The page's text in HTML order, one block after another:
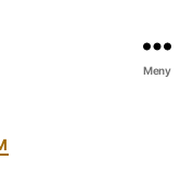
Meny